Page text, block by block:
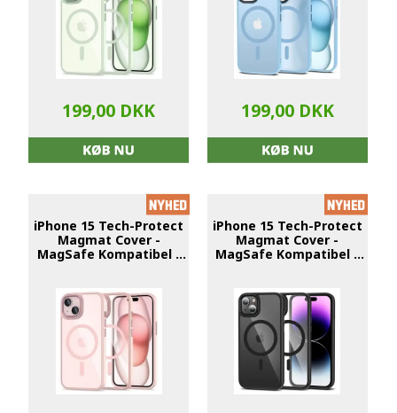
199,00 DKK 199,00 DKK
iPhone 15 Tech-Protect
Magmat Cover -
MagSafe Kompatibel -
iPhone 15 Tech-Protect
Magmat Cover -
MagSafe Kompatibel -